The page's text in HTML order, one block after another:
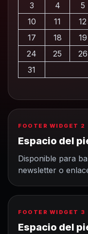
3
4 5
10
11 12
17
18 19
24
25 26
31
FOOTER WIDGET 2
Espacio del
Disponible para
newsletter o
FOOTER WIDGET 3
Espacio del